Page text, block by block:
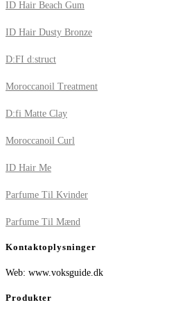
ID Hair Beach Gum
ID Hair Dusty Bronze
D:FI d:struct
Moroccanoil Treatment
D:fi Matte Clay
Moroccanoil Curl
ID Hair Me
Parfume Til Kvinder
Parfume Til Mænd
Kontaktoplysninger
Web: www.voksguide.dk
Produkter